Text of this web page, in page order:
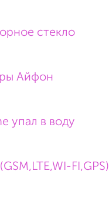
стекло
Айфон
упал в воду
FI,GPS)